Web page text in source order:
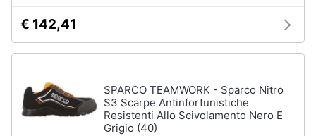
€ 142,41
SPARCO TEAMWORK - Sparco Nitro
S3 Scarpe Antinfortunistiche
Resistenti Allo Scivolamento Nero E
Grigio (40)